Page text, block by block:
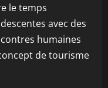
le temps
avec des
humaines
de tourisme